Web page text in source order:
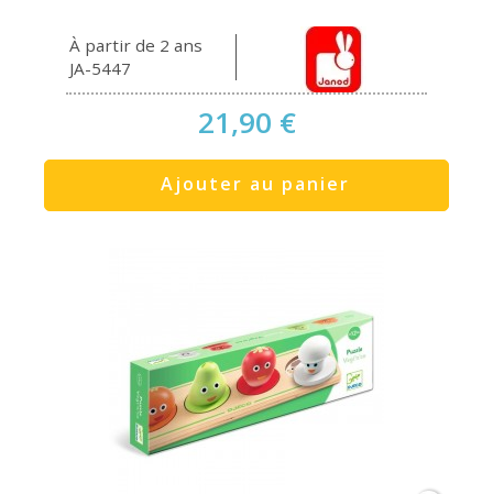
À partir de 2 ans
JA-5447
21,90 €
Ajouter au panier